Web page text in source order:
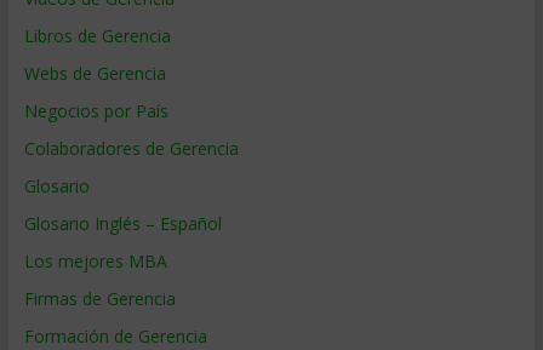
Libros de Gerencia
Webs de Gerencia
Negocios por País
Colaboradores de Gerencia
Glosario
Glosario Inglés – Español
Los mejores MBA
Firmas de Gerencia
Formación de Gerencia